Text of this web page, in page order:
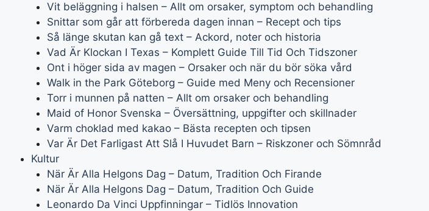
Vit beläggning i halsen – Allt om orsaker, symptom och behandling
Snittar som går att förbereda dagen innan – Recept och tips
Så länge skutan kan gå text – Ackord, noter och historia
Vad Är Klockan I Texas – Komplett Guide Till Tid Och Tidszoner
Ont i höger sida av magen – Orsaker och när du bör söka vård
Walk in the Park Göteborg – Guide med Meny och Recensioner
Torr i munnen på natten – Allt om orsaker och behandling
Maid of Honor Svenska – Översättning, uppgifter och skillnader
Varm choklad med kakao – Bästa recepten och tipsen
Var Är Det Farligast Att Slå I Huvudet Barn – Riskzoner och Sömnråd
Kultur
När Är Alla Helgons Dag – Datum, Tradition Och Firande
När Är Alla Helgons Dag – Datum, Tradition Och Guide
Leonardo Da Vinci Uppfinningar – Tidlös Innovation